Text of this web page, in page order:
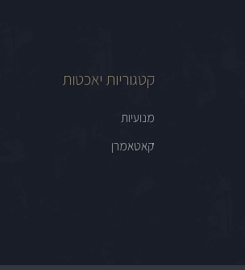
קטגוריות יאכטות
מנועיות
קאטאמרן